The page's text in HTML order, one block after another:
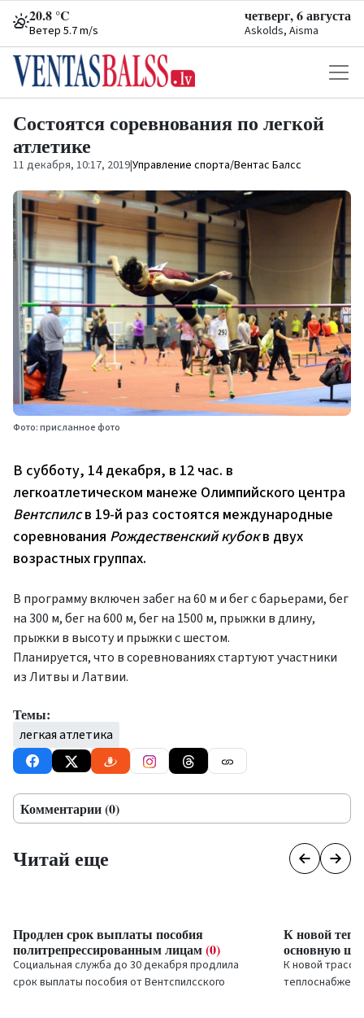
20.8 °C
Ветер 5.7 m/s
четверг, 6 августа
Askolds, Aisma
Состоятся соревнования по легкой
атлетике
11 декабря, 10:17, 2019|Управление спорта/Вентас Балсс
Фото: присланное фото
В субботу, 14 декабря, в 12 час. в
легкоатлетическом манеже Олимпийского центра
Вентспилсв 19-й раз состоятся международные
соревнования Рождественский кубокв двух
возрастных группах.
В программу включен забег на 60 м и бег с барьерами, бег
на 300 м, бег на 600 м, бег на 1500 м, прыжки в длину,
прыжки в высоту и прыжки с шестом.
Планируется, что в соревнованиях стартуют участники
из Литвы и Латвии.
Темы:
легкая атлетика
Комментарии (0)
Читай еще
Продлен срок выплаты пособия
политрепрессированным лицам(0)
Социальная служба до 30 декабря продлила
срок выплаты пособия от Вентспилсского
К новой
основную
К новой